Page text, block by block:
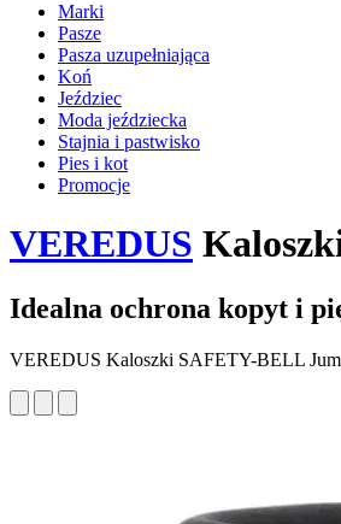
Marki
Pasze
Pasza uzupełniająca
Koń
Jeździec
Moda jeździecka
Stajnia i pastwisko
Pies i kot
Promocje
VEREDUS
Idealna ochrona kopyt i
VEREDUS Kaloszki SAFETY-BELL